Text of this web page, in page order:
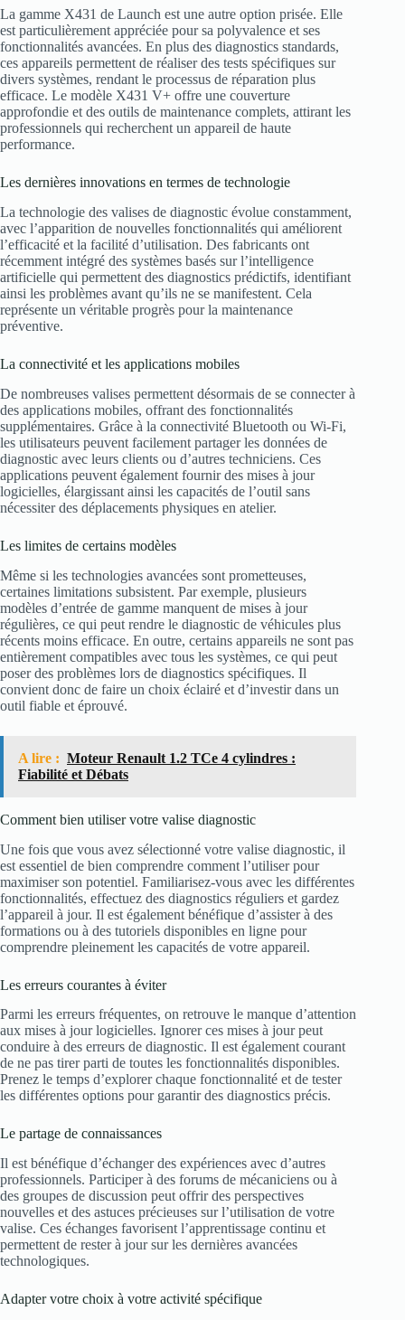
La gamme X431 de Launch est une autre option prisée. Elle
est particulièrement appréciée pour sa polyvalence et ses
fonctionnalités avancées. En plus des diagnostics standards,
ces appareils permettent de réaliser des tests spécifiques sur
divers systèmes, rendant le processus de réparation plus
efficace. Le modèle X431 V+ offre une couverture
approfondie et des outils de maintenance complets, attirant les
professionnels qui recherchent un appareil de haute
performance.
Les dernières innovations en termes de technologie
La technologie des valises de diagnostic évolue constamment,
avec l’apparition de nouvelles fonctionnalités qui améliorent
l’efficacité et la facilité d’utilisation. Des fabricants ont
récemment intégré des systèmes basés sur l’intelligence
artificielle qui permettent des diagnostics prédictifs, identifiant
ainsi les problèmes avant qu’ils ne se manifestent. Cela
représente un véritable progrès pour la maintenance
préventive.
La connectivité et les applications mobiles
De nombreuses valises permettent désormais de se connecter à
des applications mobiles, offrant des fonctionnalités
supplémentaires. Grâce à la connectivité Bluetooth ou Wi-Fi,
les utilisateurs peuvent facilement partager les données de
diagnostic avec leurs clients ou d’autres techniciens. Ces
applications peuvent également fournir des mises à jour
logicielles, élargissant ainsi les capacités de l’outil sans
nécessiter des déplacements physiques en atelier.
Les limites de certains modèles
Même si les technologies avancées sont prometteuses,
certaines limitations subsistent. Par exemple, plusieurs
modèles d’entrée de gamme manquent de mises à jour
régulières, ce qui peut rendre le diagnostic de véhicules plus
récents moins efficace. En outre, certains appareils ne sont pas
entièrement compatibles avec tous les systèmes, ce qui peut
poser des problèmes lors de diagnostics spécifiques. Il
convient donc de faire un choix éclairé et d’investir dans un
outil fiable et éprouvé.
A lire : Moteur Renault 1.2 TCe 4 cylindres :
Fiabilité et Débats
Comment bien utiliser votre valise diagnostic
Une fois que vous avez sélectionné votre valise diagnostic, il
est essentiel de bien comprendre comment l’utiliser pour
maximiser son potentiel. Familiarisez-vous avec les différentes
fonctionnalités, effectuez des diagnostics réguliers et gardez
l’appareil à jour. Il est également bénéfique d’assister à des
formations ou à des tutoriels disponibles en ligne pour
comprendre pleinement les capacités de votre appareil.
Les erreurs courantes à éviter
Parmi les erreurs fréquentes, on retrouve le manque d’attention
aux mises à jour logicielles. Ignorer ces mises à jour peut
conduire à des erreurs de diagnostic. Il est également courant
de ne pas tirer parti de toutes les fonctionnalités disponibles.
Prenez le temps d’explorer chaque fonctionnalité et de tester
les différentes options pour garantir des diagnostics précis.
Le partage de connaissances
Il est bénéfique d’échanger des expériences avec d’autres
professionnels. Participer à des forums de mécaniciens ou à
des groupes de discussion peut offrir des perspectives
nouvelles et des astuces précieuses sur l’utilisation de votre
valise. Ces échanges favorisent l’apprentissage continu et
permettent de rester à jour sur les dernières avancées
technologiques.
Adapter votre choix à votre activité spécifique